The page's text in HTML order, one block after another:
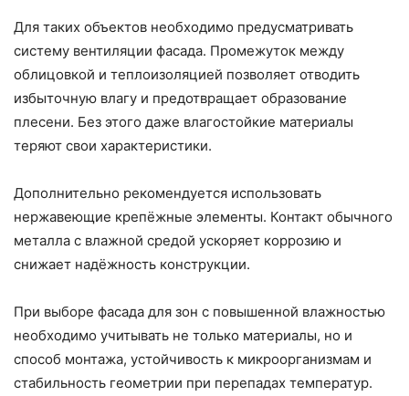
Для таких объектов необходимо предусматривать
систему вентиляции фасада. Промежуток между
облицовкой и теплоизоляцией позволяет отводить
избыточную влагу и предотвращает образование
плесени. Без этого даже влагостойкие материалы
теряют свои характеристики.
Дополнительно рекомендуется использовать
нержавеющие крепёжные элементы. Контакт обычного
металла с влажной средой ускоряет коррозию и
снижает надёжность конструкции.
При выборе фасада для зон с повышенной влажностью
необходимо учитывать не только материалы, но и
способ монтажа, устойчивость к микроорганизмам и
стабильность геометрии при перепадах температур.